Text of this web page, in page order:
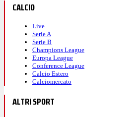
CALCIO
Live
Serie A
Serie B
Champions League
Europa League
Conference League
Calcio Estero
Calciomercato
ALTRI SPORT